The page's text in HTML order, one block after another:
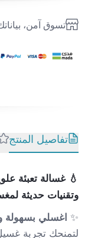
تسوق آمن،
تفاصيل المنتج
💧
وتقنيات حديثة
✨ اغسلي بسهولة
لتمنحك تجربة